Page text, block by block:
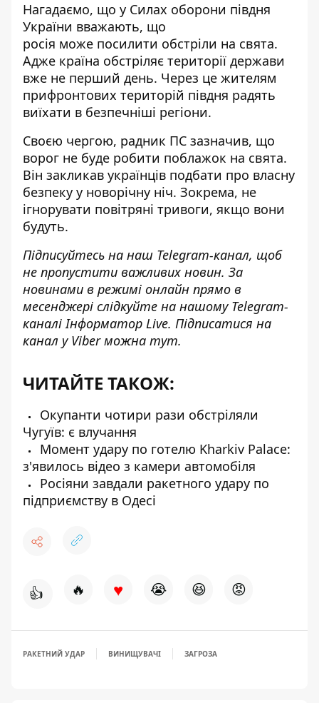
Нагадаємо, що у Силах оборони півдня
України вважають, що
росія може посилити обстріли на свята.
Адже країна обстріляє території держави
вже не перший день. Через це жителям
прифронтових територій півдня радять
виїхати в безпечніші регіони.
Своєю чергою, радник ПС зазначив, що
ворог не буде робити поблажок на свята.
Він закликав українців подбати про власну
безпеку у новорічну ніч. Зокрема, не
ігнорувати повітряні тривоги, якщо вони
будуть.
Підписуйтесь на наш Telegram-канал, щоб
не пропустити важливих новин. За
новинами в режимі онлайн прямо в
месенджері слідкуйте на нашому Telegram-
каналіІнформатор Live. Підписатися на
канал у Viber можна тут.
ЧИТАЙТЕ ТАКОЖ:
Окупанти чотири рази обстріляли
Чугуїв: є влучання
Момент удару по готелю Kharkiv Palace:
з'явилось відео з камери автомобіля
Росіяни завдали ракетного удару по
підприємству в Одесі
👍 🔥 ♥ 😭 😆 😡
РАКЕТНИЙ УДАР ВИНИЩУВАЧІ ЗАГРОЗА